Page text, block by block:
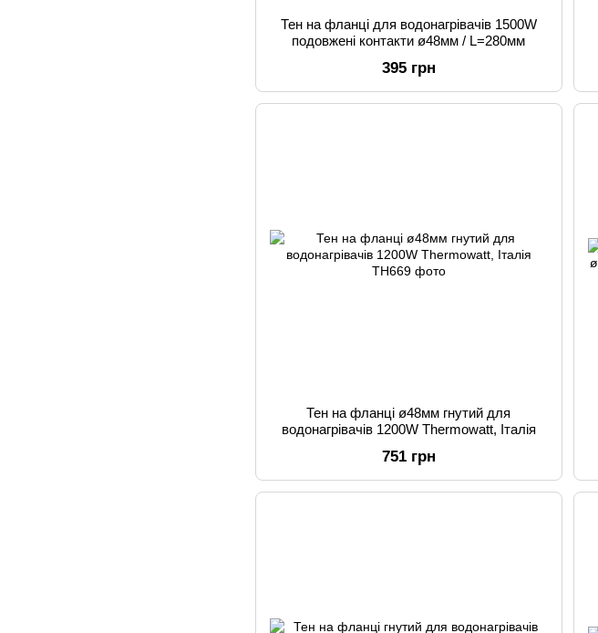
Тен на фланці для водонагрівачів 1500W
подовжені контакти ø48мм / L=280мм
395 грн
Тен на фланці ø48мм гнутий для
водонагрівачів 1200W Thermowatt, Італія
751 грн